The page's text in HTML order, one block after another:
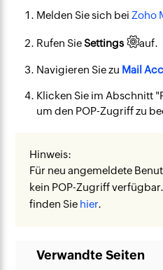
Melden Sie sich bei Zoho
Rufen SieSettings auf.
Navigieren Sie zu Mail
Klicken Sie im Abschnitt
um den POP-Zugriff zu
Hinweis:
Für neu angemeldete
kein POP-Zugriff
finden Sie hier.
Verwandte Seiten